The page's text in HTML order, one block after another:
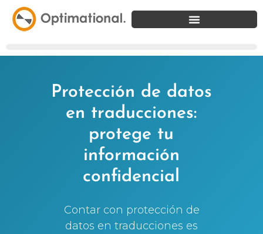
Protección de datos
en traducciones:
protege tu
información
confidencial
Contar con protección de
datos en traducciones es